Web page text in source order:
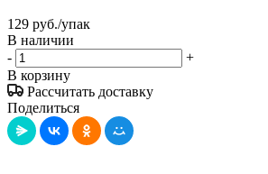
129 руб./упак
В наличии
-
+
В корзину
Рассчитать доставку
Поделиться